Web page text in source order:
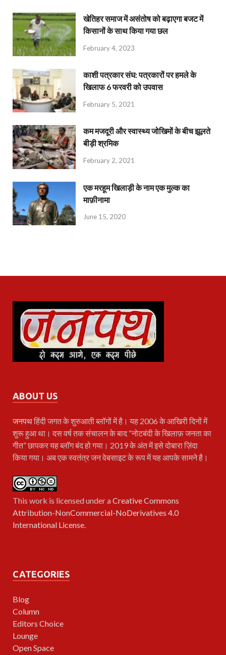
खेतिहर समाज में असंतोष को बढ़ाएगा बजट में
किसानों के साथ किया गया छल
February 4, 2023
काशी पत्रकार संघ: पत्रकारों पर हमले के
खिलाफ 6 फरवरी को उपवास
February 5, 2021
कम मजदूरी और स्वास्थ्य जोखिमों के बीच झूलते
बीड़ी श्रमिक
February 2, 2021
एक मरहूम खिलाड़ी के नाम एक मुल्क का
माफ़ीनामा
June 15, 2020
ABOUT US
जनपथहिंदी जगत के शुरुआती ब्लॉगों में है। यह 2006 के आखिरी दिनों में
शुरू हुआ था। दस वर्ष तक संचालन के बाद “नोटबंदी के खिलाफ़ जनता का
गीत” छापकर यह ब्लॉग बंद हो गया। 2019 के अंत में इसे दोबारा ज़िंदा
किया गया। अब एक स्वतंत्र जन वेबसाइट के रूप में यह आपके सामने है।
This work is licensed under aCreative Commons
Attribution-NonCommercial-NoDerivatives 4.0
International License
CATEGORIES
Blog
Column
Editors Choice
Lounge
Open Space